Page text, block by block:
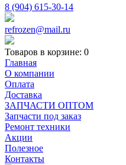
8 (904) 615-30-14
refrozen@mail.ru
Товаров в корзине: 0
Главная
О компании
Оплата
Доставка
ЗАПЧАСТИ ОПТОМ
Запчасти под заказ
Ремонт техники
Акции
Полезное
Контакты